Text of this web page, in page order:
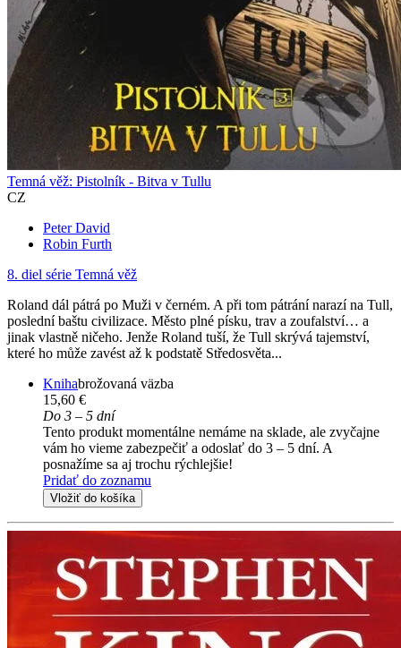
Temná věž: Pistolník - Bitva v Tullu
CZ
Peter David
Robin Furth
8. diel série Temná věž
Roland dál pátrá po Muži v černém. A při tom pátrání narazí na Tull,
poslední baštu civilizace. Město plné písku, trav a zoufalství… a
jinak vlastně ničeho. Jenže Roland tuší, že Tull skrývá tajemství,
které ho může zavést až k podstatě Středosvěta...
Knihabrožovaná väzba
15,60 €
Do 3 – 5 dní
Tento produkt momentálne nemáme na sklade, ale zvyčajne
vám ho vieme zabezpečiť a odoslať do 3 – 5 dní. A
posnažíme sa aj trochu rýchlejšie!
Pridať do zoznamu
Vložiť do košíka